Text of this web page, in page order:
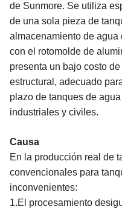
de Sunmore. Se utiliza
de una sola pieza de
almacenamiento de
con el rotomolde de
presenta un bajo costo
estructural, adecuado
plazo de tanques de
industriales y civiles.
Causa
En la producción real de
convencionales para
inconvenientes:
1.El procesamiento